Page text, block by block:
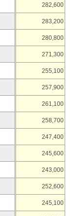
282,600
283,200
280,800
271,300
255,100
257,900
261,100
258,700
247,400
245,600
243,000
252,600
245,100